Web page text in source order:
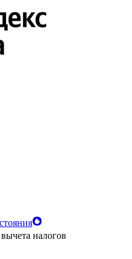
налогов